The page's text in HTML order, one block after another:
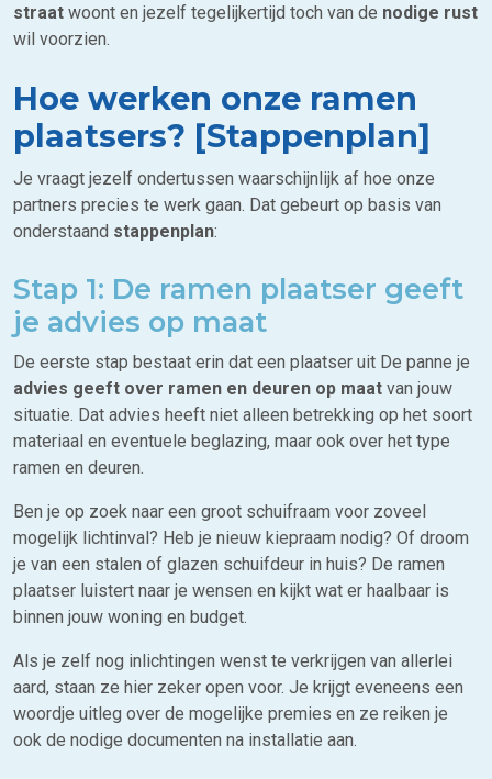
straat woont en jezelf tegelijkertijd toch van de nodige rust
wil voorzien.
Hoe werken onze ramen
plaatsers? [Stappenplan]
Je vraagt jezelf ondertussen waarschijnlijk af hoe onze
partners precies te werk gaan. Dat gebeurt op basis van
onderstaand stappenplan:
Stap 1: De ramen plaatser geeft
je advies op maat
De eerste stap bestaat erin dat een plaatser uit De panne je
advies geeft over ramen en deuren op maat van jouw
situatie. Dat advies heeft niet alleen betrekking op het soort
materiaal en eventuele beglazing, maar ook over het type
ramen en deuren.
Ben je op zoek naar een groot schuifraam voor zoveel
mogelijk lichtinval? Heb je nieuw kiepraam nodig? Of droom
je van een stalen of glazen schuifdeur in huis? De ramen
plaatser luistert naar je wensen en kijkt wat er haalbaar is
binnen jouw woning en budget.
Als je zelf nog inlichtingen wenst te verkrijgen van allerlei
aard, staan ze hier zeker open voor. Je krijgt eveneens een
woordje uitleg over de mogelijke premies en ze reiken je
ook de nodige documenten na installatie aan.